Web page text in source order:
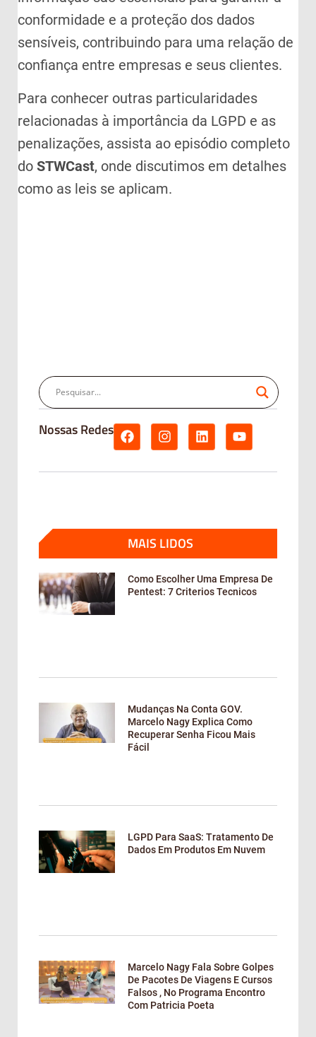
conformidade e a proteção dos dados
sensíveis, contribuindo para uma relação de
confiança entre empresas e seus clientes.
Para conhecer outras particularidades
relacionadas à importância da LGPD e as
penalizações, assista ao episódio completo
do STWCast, onde discutimos em detalhes
como as leis se aplicam.
Nossas Redes
MAIS LIDOS
Como Escolher Uma Empresa De
Pentest: 7 Criterios Tecnicos
Mudanças Na Conta GOV.
Marcelo Nagy Explica Como
Recuperar Senha Ficou Mais
Fácil
LGPD Para SaaS: Tratamento De
Dados Em Produtos Em Nuvem
Marcelo Nagy Fala Sobre Golpes
De Pacotes De Viagens E Cursos
Falsos , No Programa Encontro
Com Patricia Poeta